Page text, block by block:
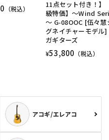
（税込）
11点セット付き！】
級特価】～Wind
～ G-08OOC [伍々慧
グネイチャーモデル]
ガギターズ
¥53,800 （税込）
アコギ/エレアコ